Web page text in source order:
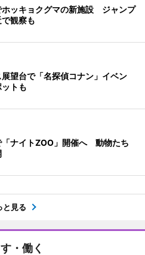
ホッキョクグマの新施設 ジャンプ
観察も
望台で「名探偵コナン」イベン
トも
「ナイトZOO」開催へ 動物たち
と見る
・働く